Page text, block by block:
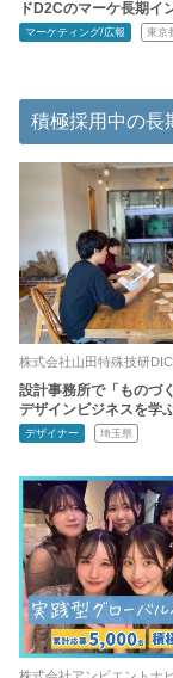
ドD2Cのマーケ長期イ
マーケティング/広報 東京
積極採用中の長
株式会社山田特殊技研
設計事務所で「ものづ
デザインビジネスを学
デザイナー 埼玉県